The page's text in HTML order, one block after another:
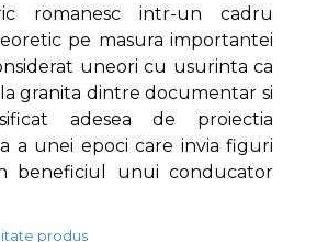
romanesc intr-un cadru
pe masura importantei
uneori cu usurinta ca
granita dintre documentar si
adesea de proiectia
a unei epoci care invia figuri
beneficiul unui conducator
produs